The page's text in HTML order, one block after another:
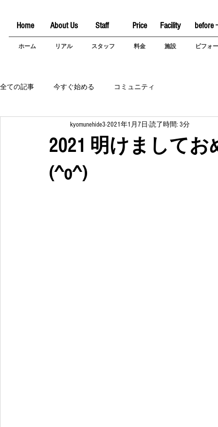
Home About Us Staff Price Facility before
ホーム リアル スタッフ 料金 施設 ビフォ
全ての記事 今すぐ始める コミュニティ
2021 明けまして
(^o^)
kyomunehide3 2021年1月7日 読了時間: 3分